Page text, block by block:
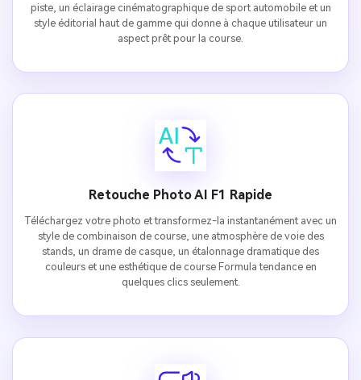
piste, un éclairage cinématographique de sport automobile et un
style éditorial haut de gamme qui donne à chaque utilisateur un
aspect prêt pour la course.
Retouche Photo AI F1 Rapide
Téléchargez votre photo et transformez-la instantanément avec un
style de combinaison de course, une atmosphère de voie des
stands, un drame de casque, un étalonnage dramatique des
couleurs et une esthétique de course Formula tendance en
quelques clics seulement.